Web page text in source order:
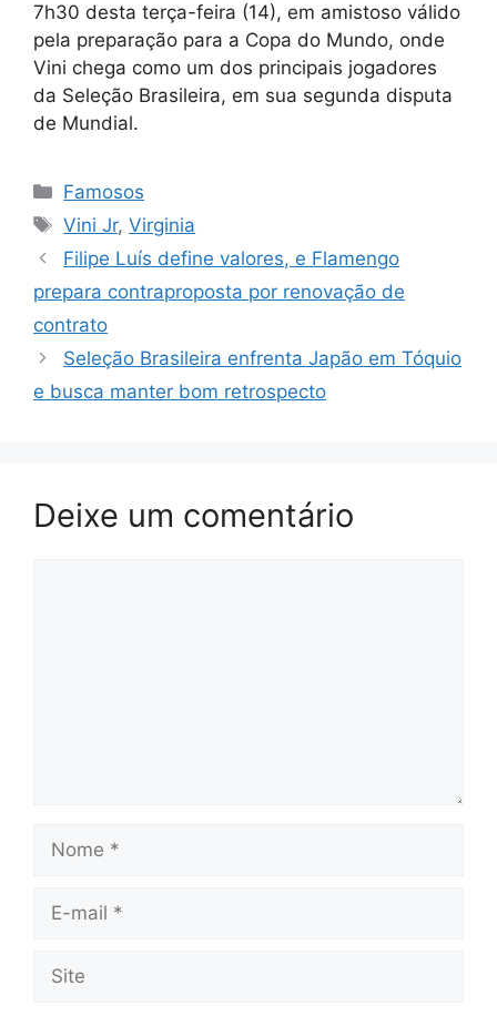
7h30 desta terça-feira (14), em amistoso válido
pela preparação para a Copa do Mundo, onde
Vini chega como um dos principais jogadores
da Seleção Brasileira, em sua segunda disputa
de Mundial.
Categorias
Famosos
Tags
Vini Jr,Virginia
Filipe Luís define valores, e Flamengo
prepara contraproposta por renovação de
contrato
Seleção Brasileira enfrenta Japão em Tóquio
e busca manter bom retrospecto
Deixe um comentário
Nome
Site